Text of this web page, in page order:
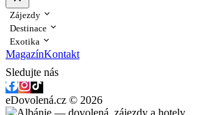
Zájezdy
Destinace
Exotika
MagazínKontakt
Sledujte nás
eDovolená.cz © 2026